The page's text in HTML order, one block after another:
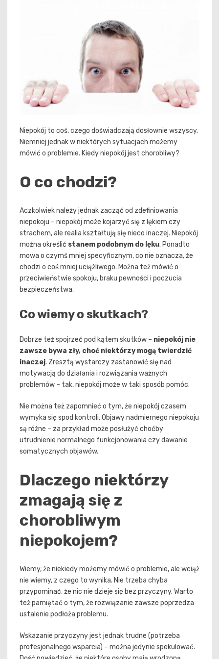
Niepokój to coś, czego doświadczają dosłownie wszyscy.
Niemniej jednak w niektórych sytuacjach możemy
mówić o problemie. Kiedy niepokój jest chorobliwy?
O co chodzi?
Aczkolwiek należy jednak zacząć od zdefiniowania
niepokoju – niepokój może kojarzyć się z lękiem czy
strachem, ale realia kształtują się nieco inaczej. Niepokój
można określić stanem podobnym do lęku. Ponadto
mowa o czymś mniej specyficznym, co nie oznacza, że
chodzi o coś mniej uciążliwego. Można też mówić o
przeciwieństwie spokoju, braku pewności i poczucia
bezpieczeństwa.
Co wiemy o skutkach?
Dobrze też spojrzeć pod kątem skutków – niepokój nie
zawsze bywa zły, choć niektórzy mogą twierdzić
inaczej. Zresztą wystarczy zastanowić się nad
motywacją do działania i rozwiązania ważnych
problemów – tak, niepokój może w taki sposób pomóc.
Nie można też zapomnieć o tym, że niepokój czasem
wymyka się spod kontroli. Objawy nadmiernego niepokoju
są różne – za przykład może posłużyć choćby
utrudnienie normalnego funkcjonowania czy dawanie
somatycznych objawów.
Dlaczego niektórzy
zmagają się z
chorobliwym
niepokojem?
Wiemy, że niekiedy możemy mówić o problemie, ale wciąż
nie wiemy, z czego to wynika. Nie trzeba chyba
przypominać, że nic nie dzieje się bez przyczyny. Warto
też pamiętać o tym, że rozwiązanie zawsze poprzedza
ustalenie podłoża problemu.
Wskazanie przyczyny jest jednak trudne (potrzeba
profesjonalnego wsparcia) – można jedynie spekulować.